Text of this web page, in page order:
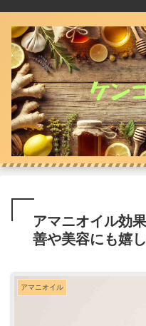
アマニオイル効
善や美容にも嬉
アマニオイル